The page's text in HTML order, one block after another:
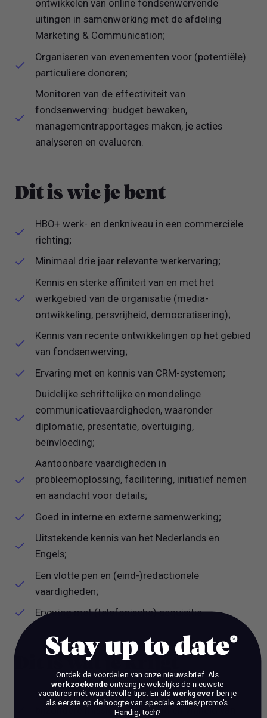
ontwikkelen van online fondsenwervende
uitingen in samenwerking met de afdeling
Marketing & Communication;
Organiseren van evenementen voor (potentiële)
particuliere donoren;
Monitoren van de effectiviteit van
fondsenwerving: budget bewaken,
managementrapportages maken, je acties
analyseren en evalueren.
Dit is wie je bent
HBO+ werk- en denkniveau in een commerciële
richting;
Minimaal drie jaar relevante werkervaring;
Kennis en sterke affiniteit van en met het
werkgebied van de organisatie (media-
ontwikkeling, persvrijheid, democratisering);
Kennis van recente ontwikkelingen op het gebied
van fondsenwerving;
Ervaring met en kennis van CRM-systemen;
Duidelijke schriftelijke en mondelinge
communicatievaardigheden, waaronder
diplomatie, presentatie, overtuiging,
beïnvloeding;
Aantoonbare vaardigheden in
probleemoplossing, facilitering, initiatief nemen
en aandacht voor details;
Goed in interne en externe samenwerking;
Uitstekende kennis van het Nederlands en
Engels;
Een vlotte pen en (eind-)redactionele
vaardigheden;
Ervaring met (telefonische) acquisitie.
Dit is wat je krijgt
De mogelijkheid om bij te dragen aan een
bijzondere missie: Persvrijheid en vrijheid van
Stay up to date
Ontdek de voordelen van onze nieuwsbrief. Als
werkzoekendeontvang je wekelijks de nieuwste
vacatures mét waardevolle tips. En als werkgever ben je
als eerste op de hoogte van speciale acties/promo's.
Handig, toch?